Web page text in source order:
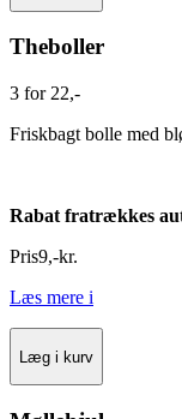
Theboller
3 for 22,-
Friskbagt bolle med
Rabat fratrækkes
Pris9,-kr.
Læs mere i
Læg i kurv